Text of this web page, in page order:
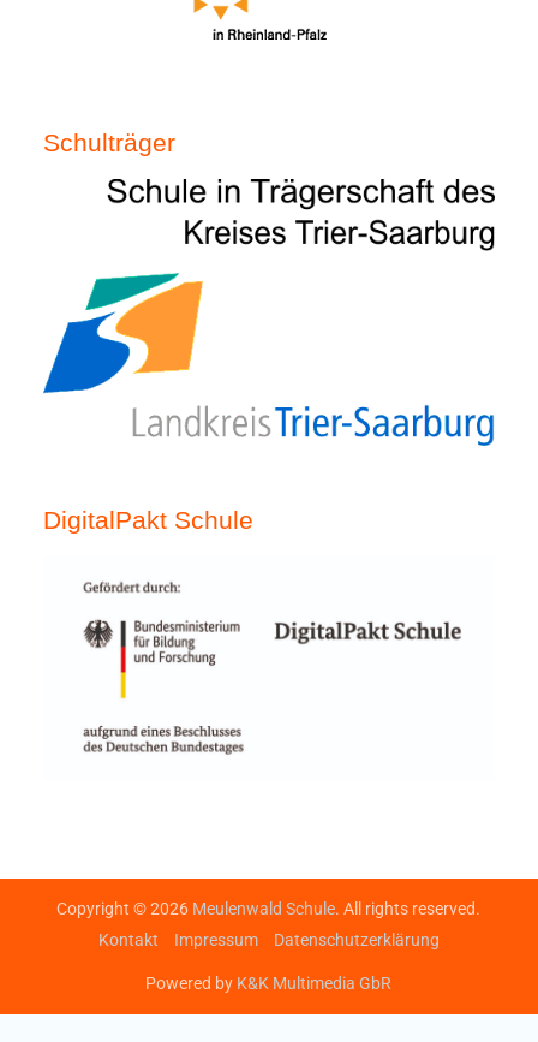
Schulträger
DigitalPakt Schule
Copyright © 2026 Meulenwald Schule. All rights reserved.
Kontakt
Impressum Datenschutzerklärung
Powered by K&K Multimedia GbR